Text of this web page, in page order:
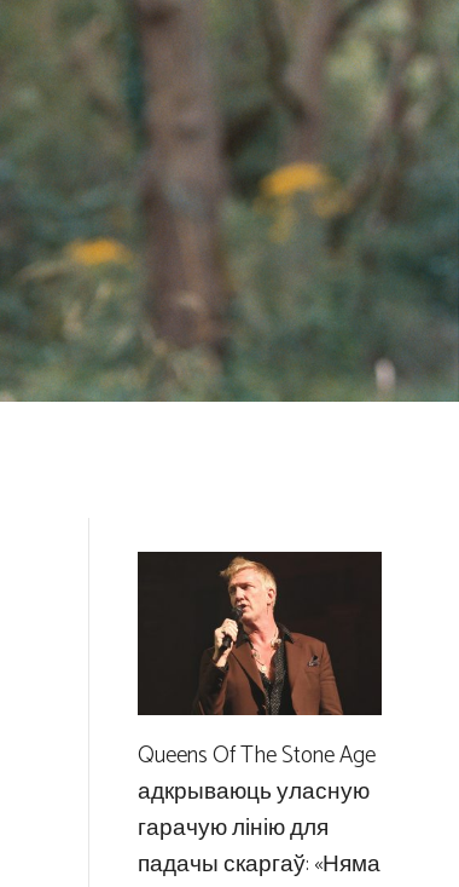
Queens Of The Stone Age
адкрываюць уласную
гарачую лінію для
падачы скаргаў: «Няма